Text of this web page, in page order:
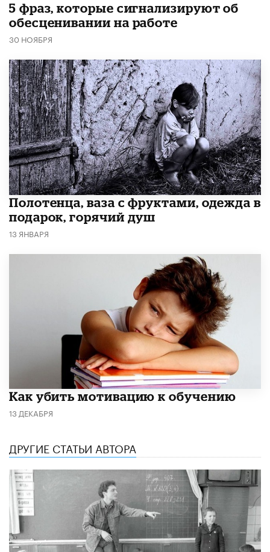
5 фраз, которые сигнализируют об
обесценивании на работе
30 НОЯБРЯ
Полотенца, ваза с фруктами, одежда в
подарок, горячий душ
13 ЯНВАРЯ
Как убить мотивацию к обучению
13 ДЕКАБРЯ
ДРУГИЕ СТАТЬИ АВТОРА